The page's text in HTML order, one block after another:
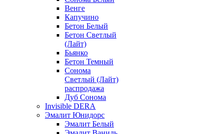
Венге
Капучино
Бетон Белый
Бетон Светлый
(Лайт)
Бьянко
Бетон Темный
Сонома
Светлый (Лайт)
распродажа
Дуб Сонома
Invisible DERA
Эмалит Юнидорс
Эмалит Белый